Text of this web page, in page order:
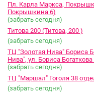
Пл. Карла Маркса,
Покрышкина 6)
(забрать сегодня)
Титова 200 (Титова, 200 )
(забрать сегодня)
ТЦ "Золотая Нива" Бориса
Нива", ул. Бориса Богаткова
(забрать сегодня)
ТЦ "Маршал" Гоголя 38
(забрать сегодня)